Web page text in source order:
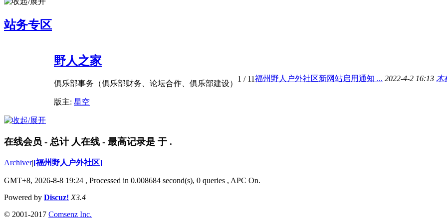
站务专区
野人之家
俱乐部事务（俱乐部财务、论坛合作、俱乐部建设）
版主: 星空
1 / 11福州野人户外社区新网站启用通知 ... 2022-4-2 16:13 木
在线会员 - 总计 人在线 - 最高记录是 于 .
Archiver|[福州野人户外社区]
GMT+8, 2026-8-8 19:24 , Processed in 0.008684 second(s), 0 queries , APC On.
Powered by Discuz! X3.4
© 2001-2017 Comsenz Inc.